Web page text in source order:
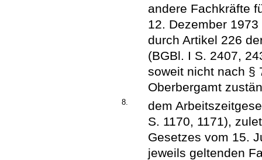
andere Fachkräfte
12. Dezember
durch Artikel 226
(BGBl. I S. 2407,
soweit nicht nach §
Oberbergamt
8.
dem
S. 1170, 1171),
Gesetzes vom 15.
jeweils geltenden